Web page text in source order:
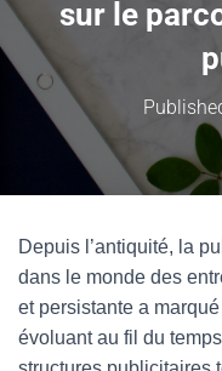
sur le
Depuis l’antiquité, la
dans le monde des
et persistante a
évoluant au fil du